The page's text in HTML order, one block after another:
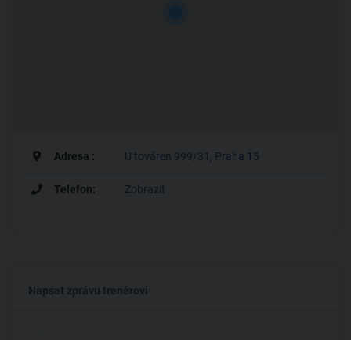
Adresa : U továren 999/31, Praha 15
Telefon: Zobrazit
Napsat zprávu trenérovi